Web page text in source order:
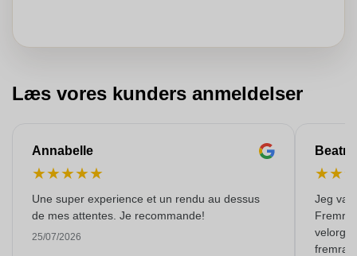
Læs vores kunders anmeldelser
Annabelle
★★★★★
Une super experience et un rendu au dessus
de mes attentes. Je recommande!
25/07/2026
★★
Jeg var